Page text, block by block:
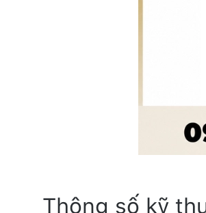
Thông số kỹ